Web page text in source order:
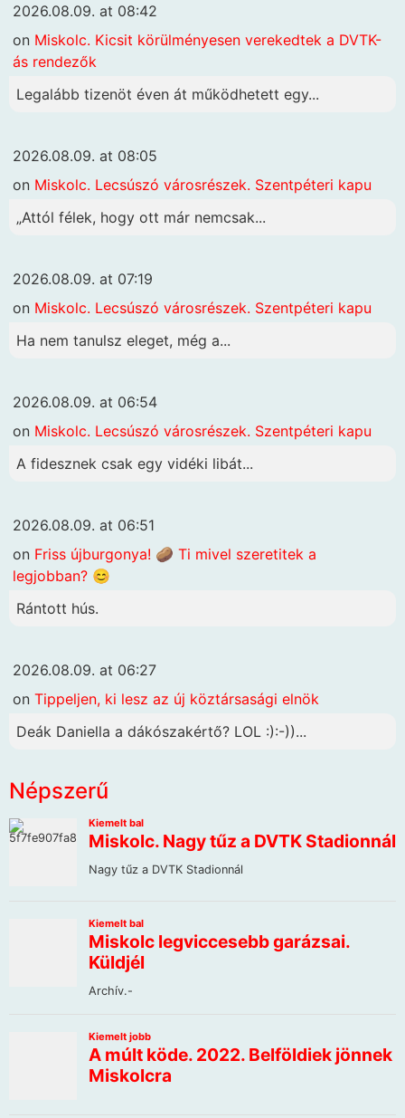
2026.08.09. at 08:42
on Miskolc. Kicsit körülményesen verekedtek a DVTK-
ás rendezők
Legalább tizenöt éven át működhetett egy...
2026.08.09. at 08:05
on Miskolc. Lecsúszó városrészek. Szentpéteri kapu
„Attól félek, hogy ott már nemcsak...
2026.08.09. at 07:19
on Miskolc. Lecsúszó városrészek. Szentpéteri kapu
Ha nem tanulsz eleget, még a...
2026.08.09. at 06:54
on Miskolc. Lecsúszó városrészek. Szentpéteri kapu
A fidesznek csak egy vidéki libát...
2026.08.09. at 06:51
on Friss újburgonya! 🥔 Ti mivel szeretitek a
legjobban? 😊
Rántott hús.
2026.08.09. at 06:27
on Tippeljen, ki lesz az új köztársasági elnök
Deák Daniella a dákószakértő? LOL :):-))...
Népszerű